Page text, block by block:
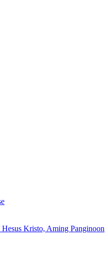
Kristo, Aming Panginoon